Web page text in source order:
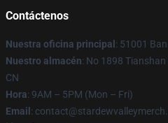
Contáctenos
Nuestra oficina principal : 51001
Nuestro almacén: No 1898
CN
Hora: 9AM – 5PM (Mon – Fri)
Email :